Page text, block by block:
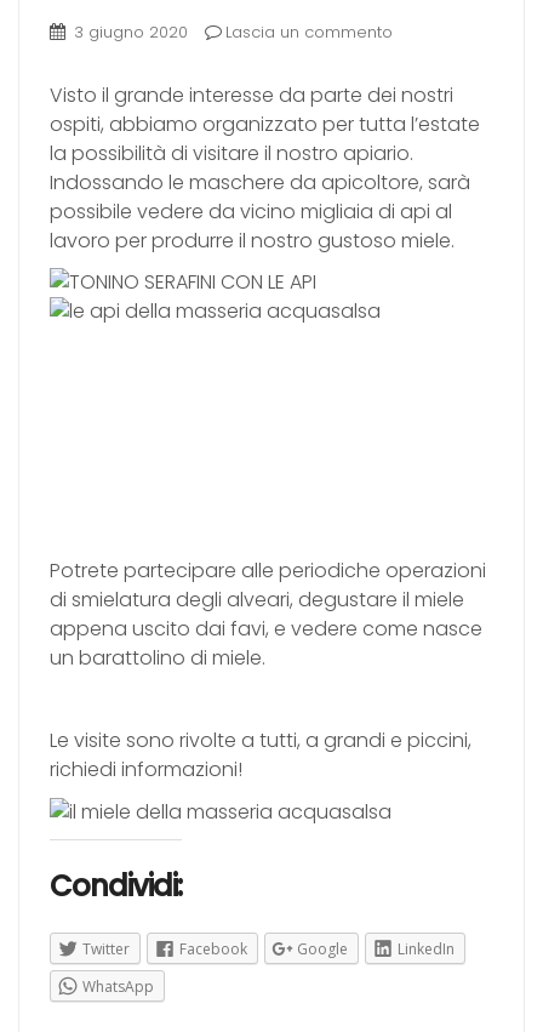
3 giugno 2020 Lascia un commento
Visto il grande interesse da parte dei nostri
ospiti, abbiamo organizzato per tutta l’estate
la possibilità di visitare il nostro apiario.
Indossando le maschere da apicoltore, sarà
possibile vedere da vicino migliaia di api al
lavoro per produrre il nostro gustoso miele.
Potrete partecipare alle periodiche operazioni
di smielatura degli alveari, degustare il miele
appena uscito dai favi, e vedere come nasce
un barattolino di miele.
Le visite sono rivolte a tutti, a grandi e piccini,
richiedi informazioni!
Condividi:
Twitter Facebook Google
LinkedIn
WhatsApp